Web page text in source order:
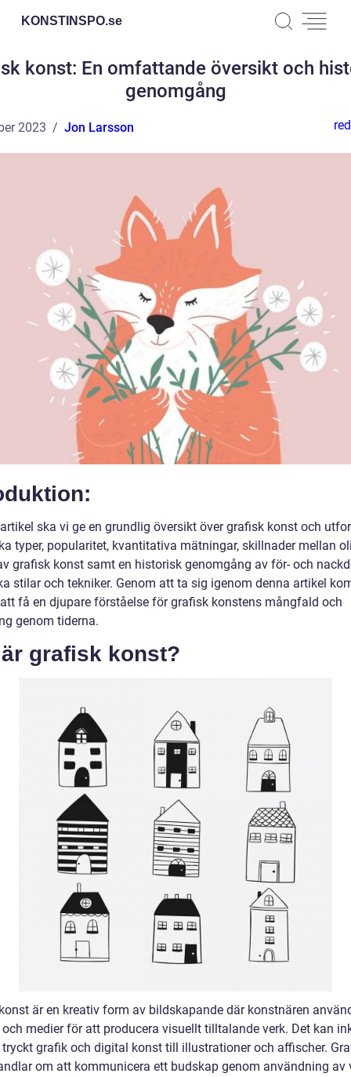
KONSTINSPO.se
konst: En omfattande översikt och
genomgång
2023 Jon Larsson
ska vi ge en grundlig översikt över grafisk konst och
typer, popularitet, kvantitativa mätningar, skillnader mellan
grafisk konst samt en historisk genomgång av för- och
stilar och tekniker. Genom att ta sig igenom denna artikel
få en djupare förståelse för grafisk konstens mångfald och
genom tiderna.
grafisk konst?
är en kreativ form av bildskapande där konstnären
medier för att producera visuellt tilltalande verk. Det kan
grafik och digital konst till illustrationer och affischer.
om att kommunicera ett budskap genom användning av